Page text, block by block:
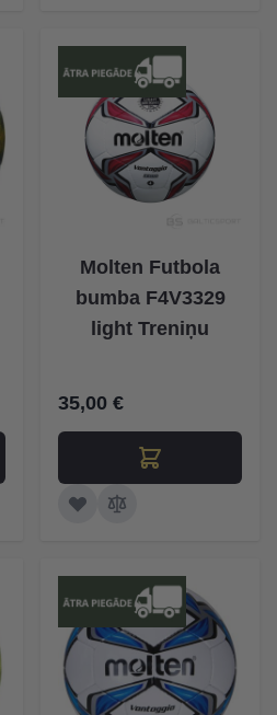
Molten Futbola
bumba F4V3329
light Treniņu
35,00 €